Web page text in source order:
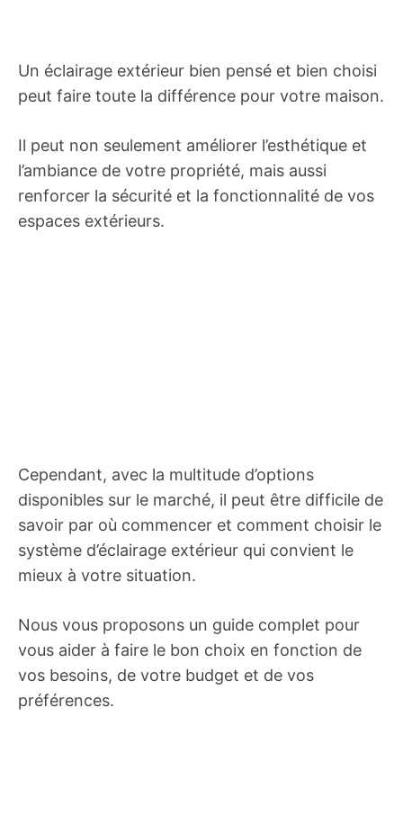
Un éclairage extérieur bien pensé et bien choisi
peut faire toute la différence pour votre maison.
Il peut non seulement améliorer l’esthétique et
l’ambiance de votre propriété, mais aussi
renforcer la sécurité et la fonctionnalité de vos
espaces extérieurs.
Cependant, avec la multitude d’options
disponibles sur le marché, il peut être difficile de
savoir par où commencer et comment choisir le
système d’éclairage extérieur qui convient le
mieux à votre situation.
Nous vous proposons un guide complet pour
vous aider à faire le bon choix en fonction de
vos besoins, de votre budget et de vos
préférences.